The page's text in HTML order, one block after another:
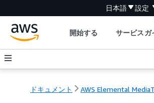
日本語 設定
開始する サービスガ
ドキュメント AWS Elemental